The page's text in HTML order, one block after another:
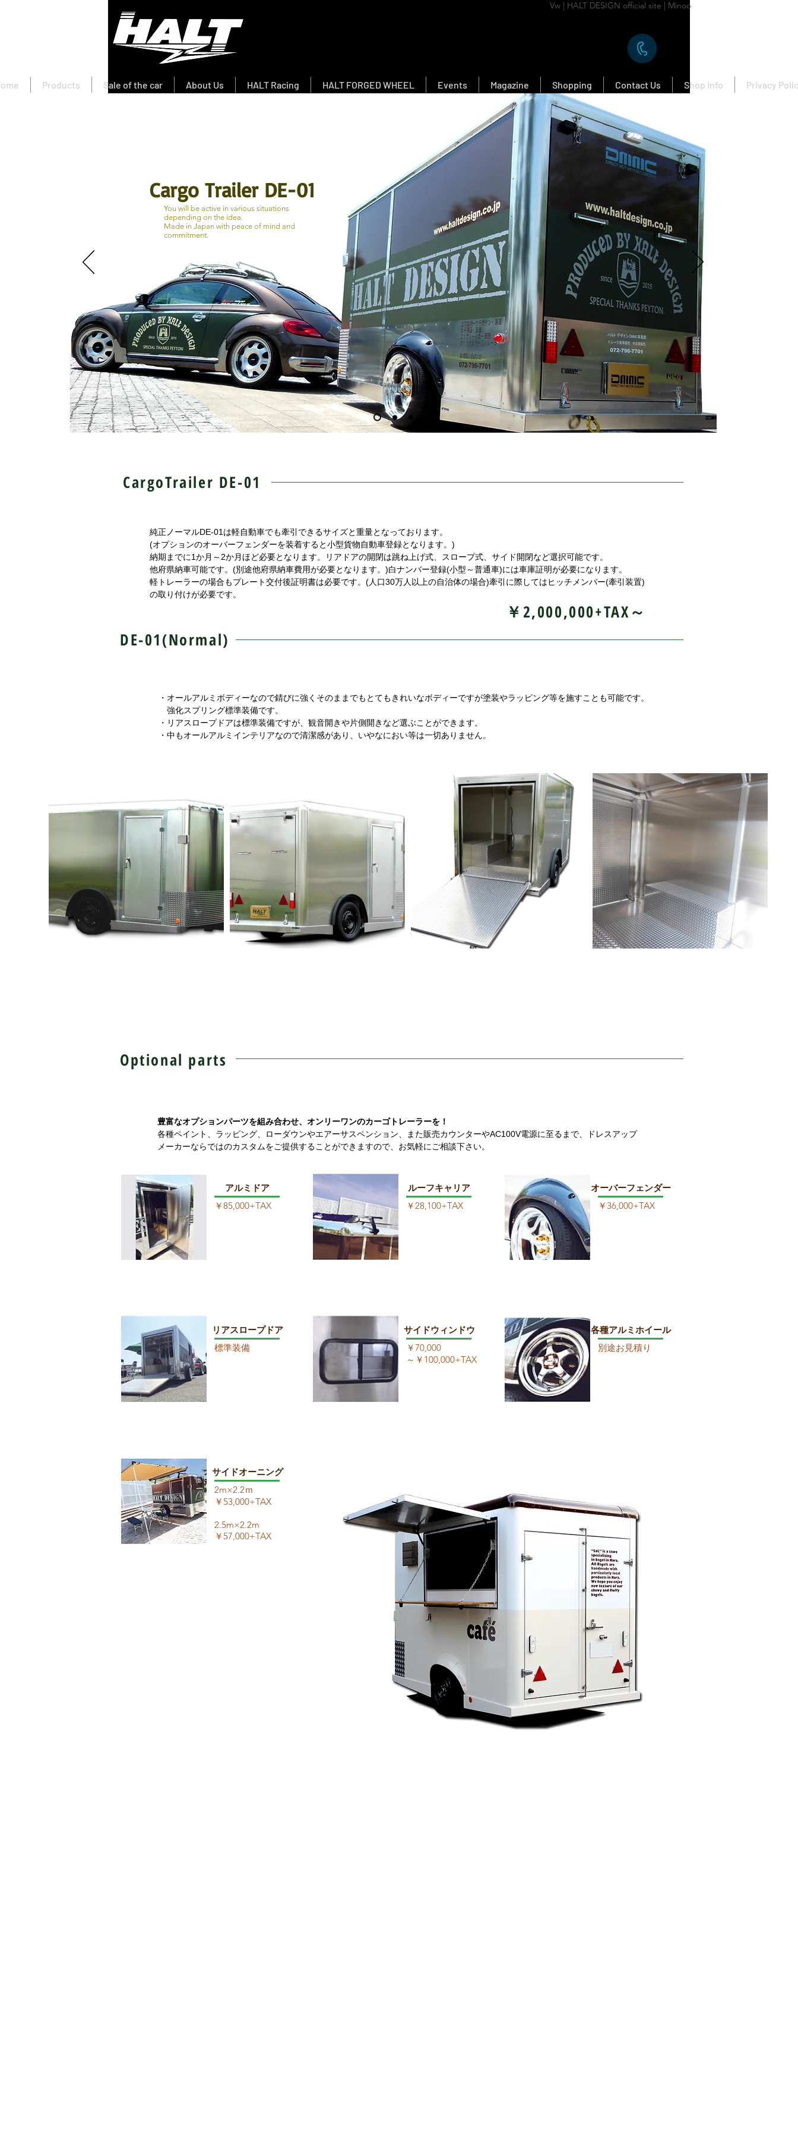
Vw | HALT DESIGN official site | Minoo
Products Sale of the car About Us HALT Racing HALT FORGED WHEEL Events Magazine Shopping Contact Us Shop Info Privacy
Cargo Trailer DE-01
You will be active in various situations
depending on the idea.
Made in Japan with peace of mind and
commitment.
CargoTrailer DE-01
純正ノーマルDE-01は軽自動車でも牽引できるサイズと重量となっております。
(オプションのオーバーフェンダーを装着すると小型貨物自動車登録となります。)
納期までに1か月～2か月ほど必要となります。リアドアの開閉は跳ね上げ式、スロープ式、サイド開閉など選択可能です。
他府県納車可能です。(別途他府県納車費用が必要となります。)白ナンバー登録(小型～普通車)には車庫証明が必要になります。
軽トレーラーの場合もプレート交付後証明書は必要です。(人口30万人以上の自治体の場合)牽引に際してはヒッチメンバー(牽引装置)
の取り付けが必要です。
￥2,000,000+TAX～
DE-01(Normal)
・オールアルミボディーなので錆びに強くそのままでもとてもきれいなボディーですが塗装やラッピング等を施すことも可能です。
強化スプリング標準装備です。
・リアスロープドアは標準装備ですが、観音開きや片側開きなど選ぶことができます。
​・中もオールアルミインテリアなので清潔感があり、いやなにおい等は一切ありません。
Optional parts
​豊富なオプションパーツを組み合わせ、 オンリーワンのカーゴトレーラーを！
各種ペイント、ラッピング、ローダウンやエアーサスペンション、また販売カウンターやAC100V電源に至るまで、ドレスアップ
メーカーならではのカスタムをご提供することができますので、お気軽にご相談下さい。
​￥85,000+TAX
アルミドア
標準装備
リアスロープドア
2m×2.2ｍ
￥53,000+TAX
2.5m×2.2m
​￥57,000+TAX
​サイドオーニング
​￥28,100+TAX
ルーフキャリア
￥70,000
～￥100,000+TAX
サイドウィンドウ
￥36,000+TAX
​オーバーフェンダー
別途お見積り
各種アルミホイール